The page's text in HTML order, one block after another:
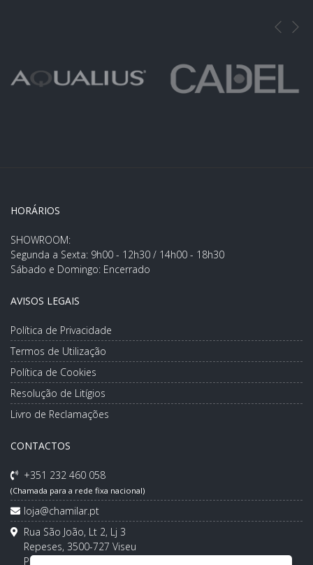
HORÁRIOS
SHOWROOM:
Segunda a Sexta: 9h00 - 12h30 / 14h00 - 18h30
Sábado e Domingo: Encerrado
AVISOS LEGAIS
Política de Privacidade
Termos de Utilização
Política de Cookies
Resolução de Litígios
Livro de Reclamações
CONTACTOS
+351 232 460 058
(Chamada para a rede fixa nacional)
loja@chamilar.pt
Rua São João, Lt 2, Lj 3
Repeses, 3500-727 Viseu
Portugal